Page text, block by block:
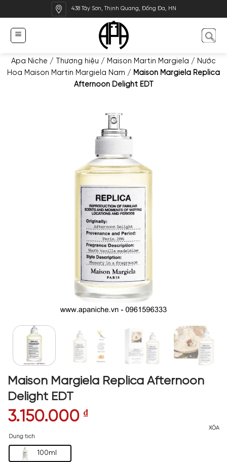
qua
dung
438 Tây Sơn, Thịnh Quang, Đống Đa, HN
Apa Niche / Thương hiệu / Maison Martin Margiela / Nước
Hoa Maison Martin Margiela Nam / Maison Margiela Replica
Afternoon Delight EDT
Maison Margiela Replica Afternoon
Delight EDT
3.150.000 ₫
Dung tích
100ml
XÓA